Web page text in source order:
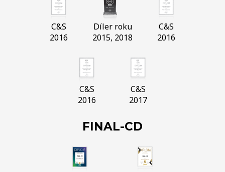
C&S
2016
Díler roku
2015, 2018
C&S
2016
C&S
2016
C&S
2017
FINAL-CD